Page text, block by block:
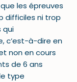
les épreuves
difficiles ni trop
qui
c’est-à-dire en
non en cours
de 6 ans
type